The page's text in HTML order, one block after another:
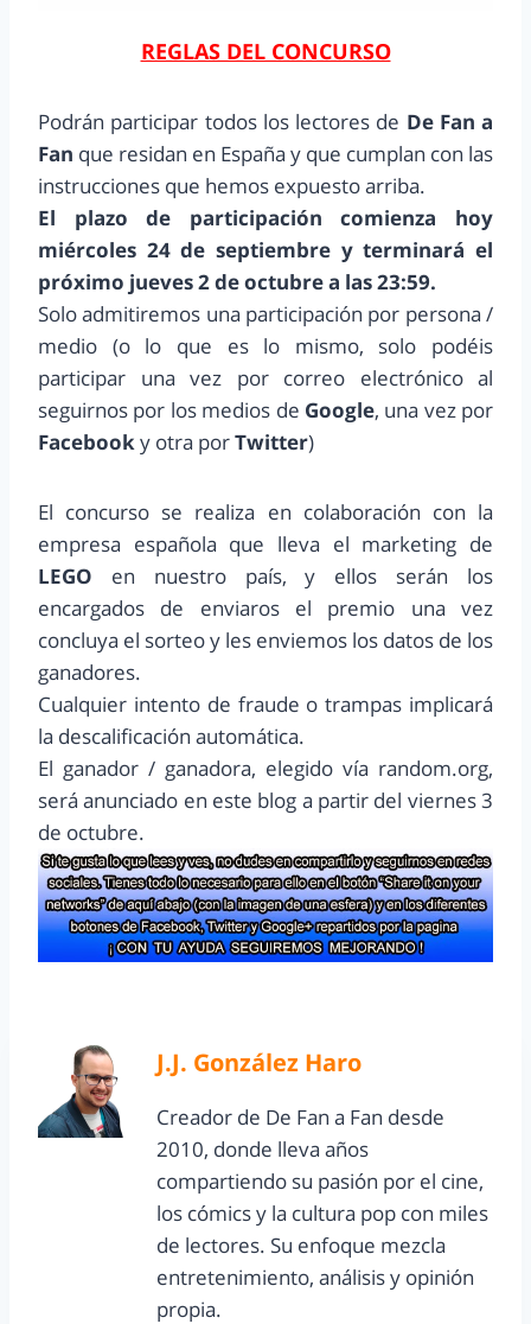
REGLAS DEL CONCURSO
Podrán participar todos los lectores de De Fan a
Fan que residan en España y que cumplan con las
instrucciones que hemos expuesto arriba.
El plazo de participación comienza hoy
miércoles 24 de septiembre y terminará el
próximo jueves 2 de octubre a las 23:59.
Solo admitiremos una participación por persona /
medio (o lo que es lo mismo, solo podéis
participar una vez por correo electrónico al
seguirnos por los medios de Google, una vez por
Facebooky otra porTwitter)
El concurso se realiza en colaboración con la
empresa española que lleva el marketing de
LEGO en nuestro país, y ellos serán los
encargados de enviaros el premio una vez
concluya el sorteo y les enviemos los datos de los
ganadores.
Cualquier intento de fraude o trampas implicará
la descalificación automática.
El ganador / ganadora, elegido vía random.org,
será anunciado en este blog a partir del viernes 3
de octubre.
J.J. González Haro
Creador de De Fan a Fan desde
2010, donde lleva años
compartiendo su pasión por el cine,
los cómics y la cultura pop con miles
de lectores. Su enfoque mezcla
entretenimiento, análisis y opinión
propia.